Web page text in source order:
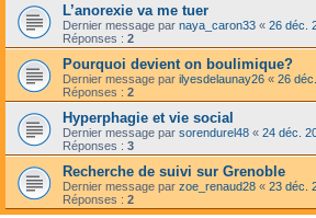
L’anorexie va me tuer
Dernier message par naya_caron33 « 26 déc.
Réponses : 2
Pourquoi devient on boulimique?
Dernier message par ilyesdelaunay26 « 26
Réponses : 2
Hyperphagie et vie social
Dernier message par sorendurel48 « 24 déc.
Réponses : 3
Recherche de suivi sur Grenoble
Dernier message par zoe_renaud28 « 23 déc.
Réponses : 2